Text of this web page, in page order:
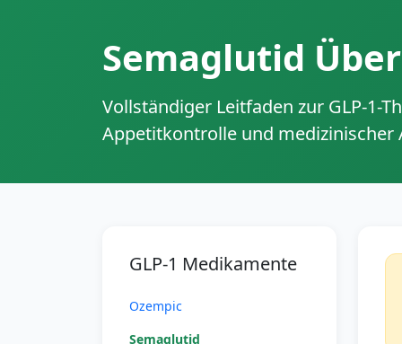
Semaglutid
Vollständiger Leitfaden zur GLP-1-
Appetitkontrolle und medizinischer
GLP-1 Medikamente
Ozempic
Semaglutid